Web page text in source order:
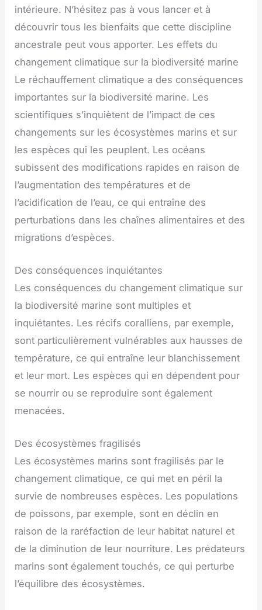
intérieure. N’hésitez pas à vous lancer et à
découvrir tous les bienfaits que cette discipline
ancestrale peut vous apporter. Les effets du
changement climatique sur la biodiversité marine
Le réchauffement climatique a des conséquences
importantes sur la biodiversité marine. Les
scientifiques s’inquiètent de l’impact de ces
changements sur les écosystèmes marins et sur
les espèces qui les peuplent. Les océans
subissent des modifications rapides en raison de
l’augmentation des températures et de
l’acidification de l’eau, ce qui entraîne des
perturbations dans les chaînes alimentaires et des
migrations d’espèces.
Des conséquences inquiétantes
Les conséquences du changement climatique sur
la biodiversité marine sont multiples et
inquiétantes. Les récifs coralliens, par exemple,
sont particulièrement vulnérables aux hausses de
température, ce qui entraîne leur blanchissement
et leur mort. Les espèces qui en dépendent pour
se nourrir ou se reproduire sont également
menacées.
Des écosystèmes fragilisés
Les écosystèmes marins sont fragilisés par le
changement climatique, ce qui met en péril la
survie de nombreuses espèces. Les populations
de poissons, par exemple, sont en déclin en
raison de la raréfaction de leur habitat naturel et
de la diminution de leur nourriture. Les prédateurs
marins sont également touchés, ce qui perturbe
l’équilibre des écosystèmes.